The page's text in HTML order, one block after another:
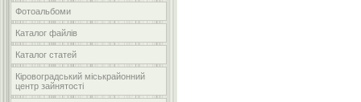
Фотоальбоми
Каталог файлів
Каталог статей
Кіровоградський міськрайонний
центр зайнятості